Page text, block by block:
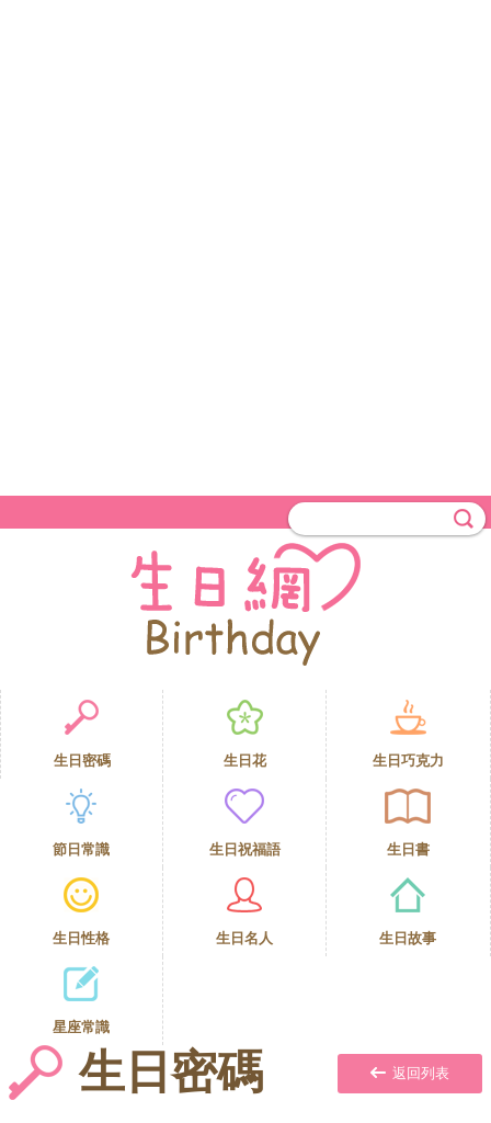
生日密碼 生日花 生日巧克力
節日常識 生日祝福語 生日書
生日性格 生日名人 生日故事
星座常識
生日密碼 返回列表